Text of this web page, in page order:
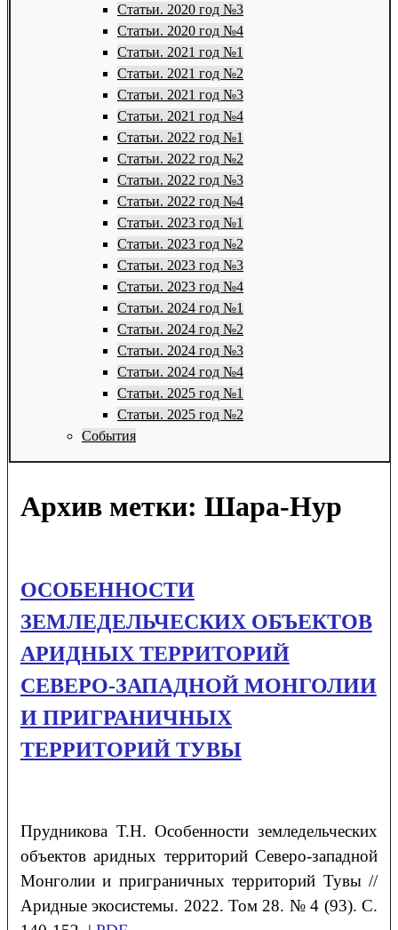
Статьи. 2020 год №3
Статьи. 2020 год №4
Статьи. 2021 год №1
Статьи. 2021 год №2
Статьи. 2021 год №3
Статьи. 2021 год №4
Статьи. 2022 год №1
Статьи. 2022 год №2
Статьи. 2022 год №3
Статьи. 2022 год №4
Статьи. 2023 год №1
Статьи. 2023 год №2
Статьи. 2023 год №3
Статьи. 2023 год №4
Статьи. 2024 год №1
Статьи. 2024 год №2
Статьи. 2024 год №3
Статьи. 2024 год №4
Статьи. 2025 год №1
Статьи. 2025 год №2
События
Архив метки: Шара-Нур
ОСОБЕННОСТИ
ЗЕМЛЕДЕЛЬЧЕСКИХ ОБЪЕКТОВ
АРИДНЫХ ТЕРРИТОРИЙ
СЕВЕРО-ЗАПАДНОЙ МОНГОЛИИ
И ПРИГРАНИЧНЫХ
ТЕРРИТОРИЙ ТУВЫ
Прудникова Т.Н. Особенности земледельческих
объектов аридных территорий Северо-западной
Монголии и приграничных территорий Тувы //
Аридные экосистемы. 2022. Том 28. № 4 (93). С.